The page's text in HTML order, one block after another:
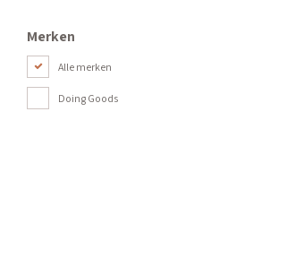
Merken
Alle merken
Doing Goods